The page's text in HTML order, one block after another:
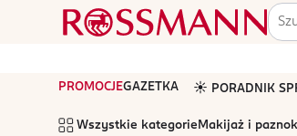
PROMOCJEGAZETKA ☀️ PORADNIK
Wszystkie kategorie Makijaż i